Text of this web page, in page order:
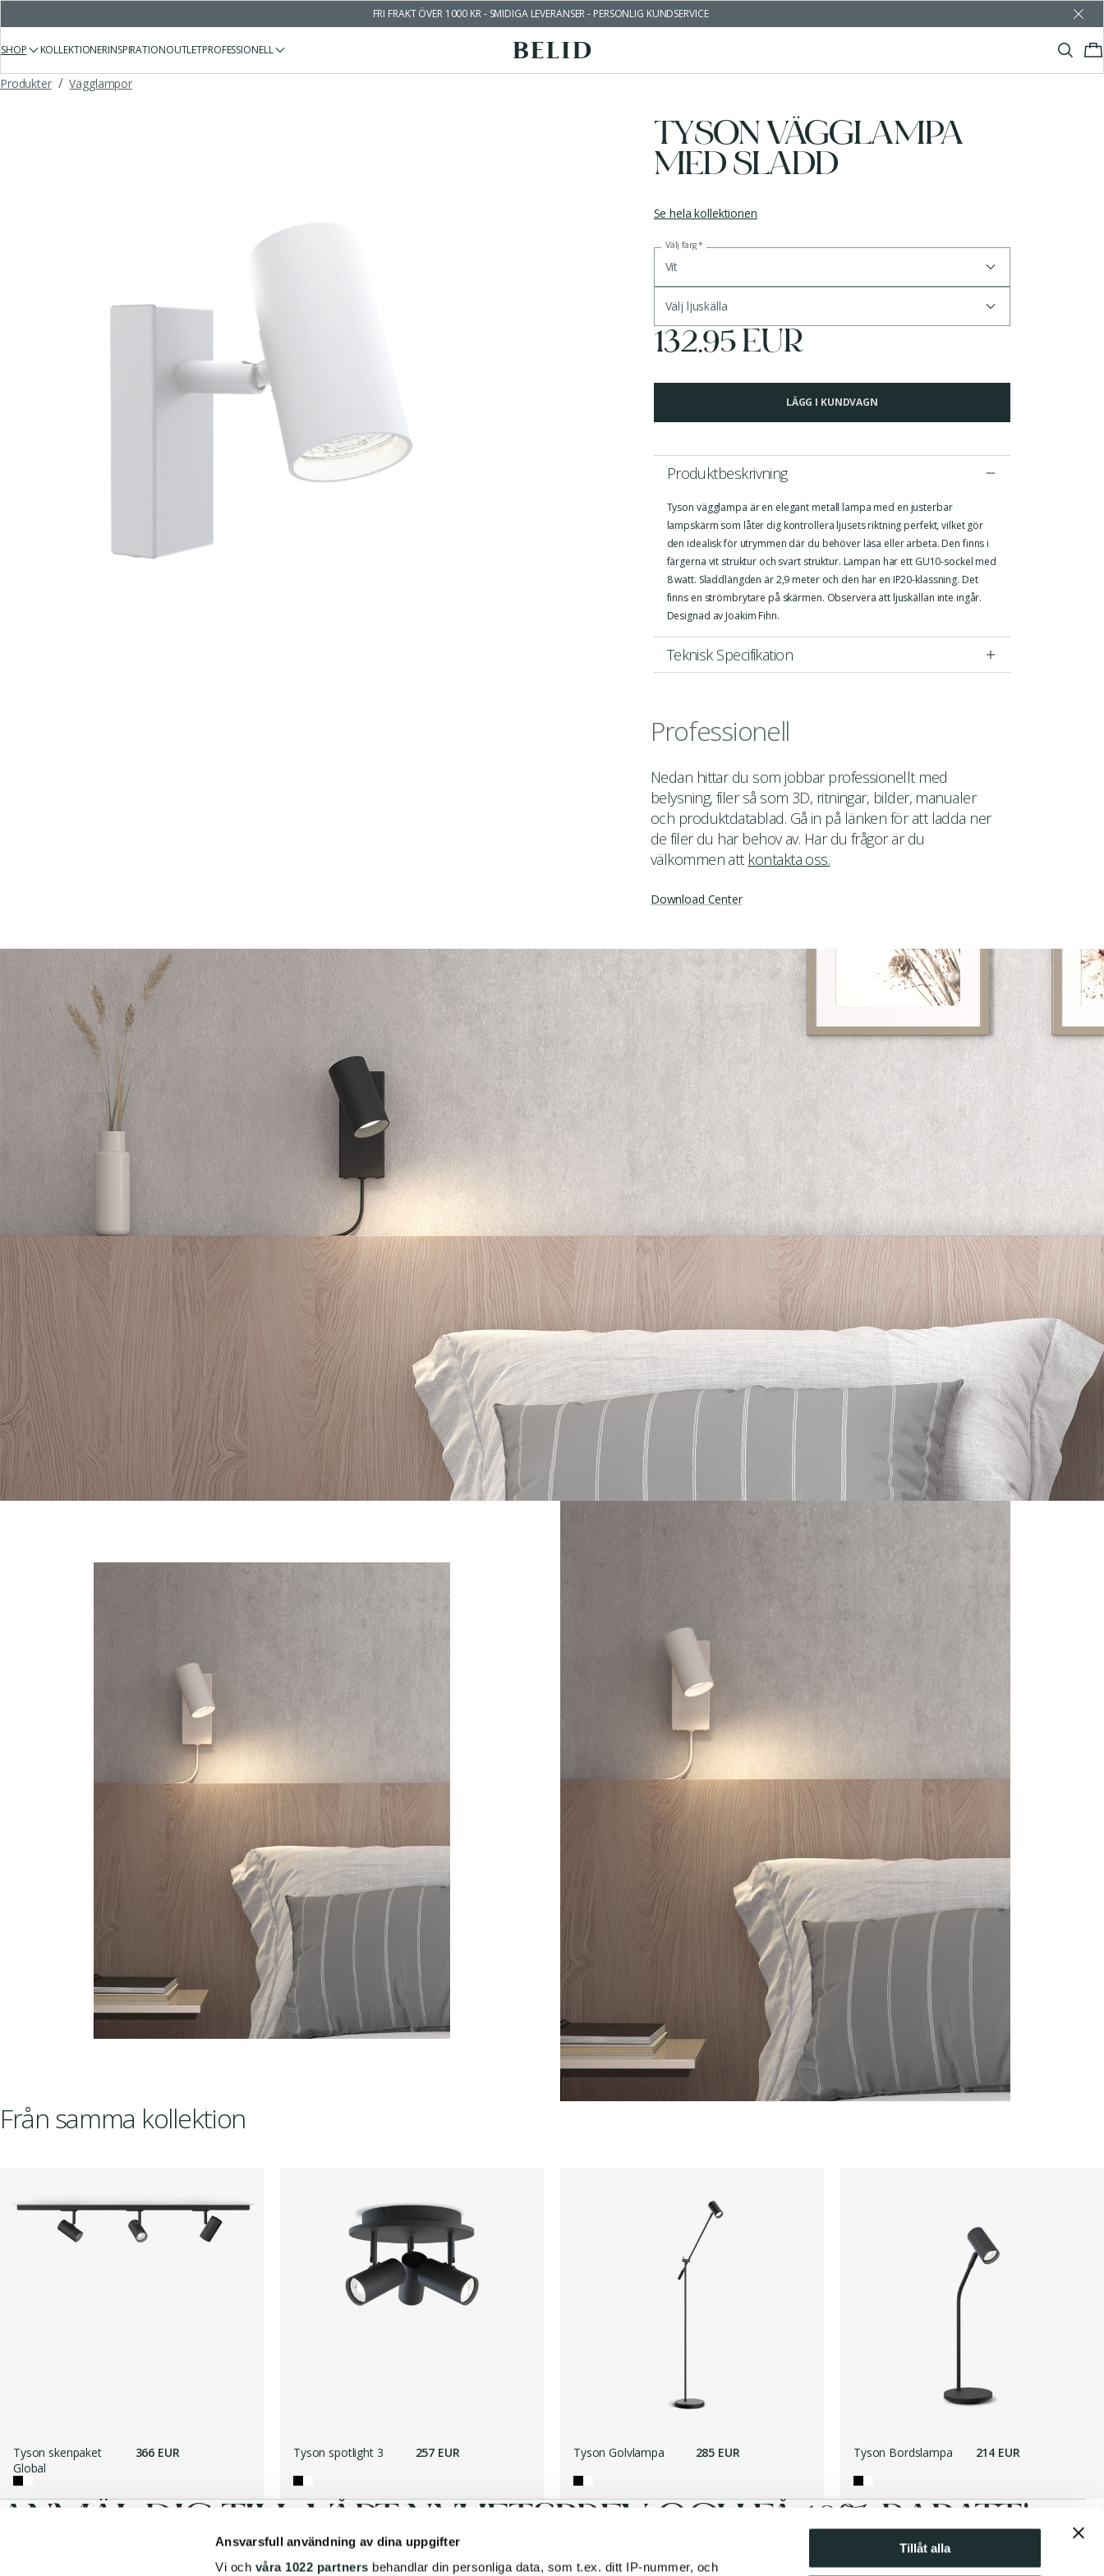
Ansvarsfull användning av dina uppgifter
Vi och våra 1022 partners behandlar din personliga data, som t.ex. ditt IP-nummer, och
Tillåt alla
FRI FRAKT ÖVER 1000 KR - SMIDIGA LEVERANSER - PERSONLIG KUNDSERVICE
SHOP KOLLEKTIONERINSPIRATIONOUTLETPROFESSIONELL
Produkter / Vägglampor
TYSON VÄGGLAMPA
MED SLADD
Se hela kollektionen
Välj färg*
Vit
Välj ljuskälla
132.95 EUR
LÄGG I KUNDVAGN
Produktbeskrivning
Tyson vägglampa är en elegant metall lampa med en justerbar
lampskärm som låter dig kontrollera ljusets riktning perfekt, vilket gör
den idealisk för utrymmen där du behöver läsa eller arbeta. Den finns i
färgerna vit struktur och svart struktur. Lampan har ett GU10-sockel med
8 watt. Sladdlängden är 2,9 meter och den har en IP20-klassning. Det
finns en strömbrytare på skärmen. Observera att ljuskällan inte ingår.
Designad av Joakim Fihn.
Teknisk Specifikation
Professionell
Nedan hittar du som jobbar professionellt med
belysning, filer så som 3D, ritningar, bilder, manualer
och produktdatablad. Gå in på länken för att ladda ner
de filer du har behov av. Har du frågor är du
välkommen att kontakta oss.
Download Center
Från samma kollektion
Tyson skenpaket
Global
366 EUR Tyson spotlight 3 257 EUR Tyson Golvlampa 285 EUR Tyson Bordslampa 214 EUR
ANMÄL DIG TILL VÅRT NYHETSBREV OCH FÅ 10% RABATT!